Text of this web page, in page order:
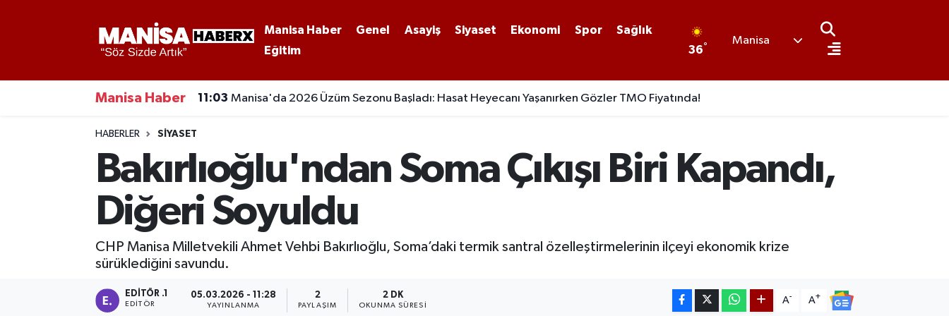
Manisa Haber Genel Asayiş Siyaset Ekonomi Spor
Sağlık
Eğitim
36°
Manisa
Manisa Haber 11:03 Manisa'da 2026 Üzüm Sezonu Başladı: Hasat Heyecanı Yaşanırken Gözler TMO Fiyatında!
HABERLER SIYASET
Bakırlıoğlu'ndan Soma Çıkışı Biri Kapandı,
Diğeri Soyuldu
CHP Manisa Milletvekili Ahmet Vehbi Bakırlıoğlu, Soma’daki termik santral özelleştirmelerinin ilçeyi ekonomik krize
sürüklediğini savundu.
EDITÖR .1
EDITÖR
05.03.2026 - 11:28
YAYINLANMA
2
PAYLAŞIM
2 DK
OKUNMA SÜRESI
A- A+
Kültür-Sanat
Manisa Haber
Manisa Nöbetçi Eczaneler
Manisa Hava Durumu
Manisa Trafik Yoğunluk Haritası
Süper Lig Puan Durumu ve Fikstür
Son Dakika Haberleri
Haber Arşivi